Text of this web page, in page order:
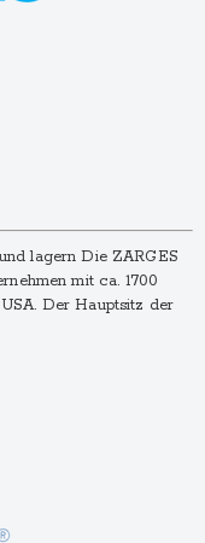
lagern Die ZARGES
mit ca. 1700
Der Hauptsitz der